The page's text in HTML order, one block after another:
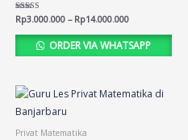
Rated
5.00
out of 5
Rp3.000.000 – Rp14.000.000
ORDER VIA WHATSAPP
Privat Matematika